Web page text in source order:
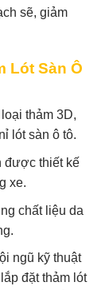
sẽ, giảm
Lót Sàn Ô
thảm 3D,
lót sàn ô tô.
được thiết kế
xe.
chất liệu da
ngũ kỹ thuật
đặt thảm lót